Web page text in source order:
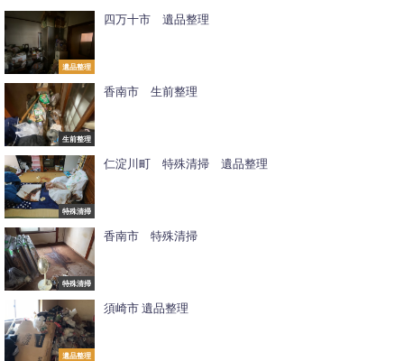
遺品整理
四万十市 遺品整理
生前整理
香南市 生前整理
特殊清掃
仁淀川町 特殊清掃 遺品整理
特殊清掃
香南市 特殊清掃
遺品整理
須崎市 遺品整理